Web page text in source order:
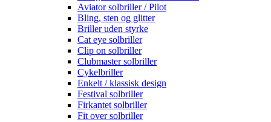
Aviator solbriller / Pilot
Bling, sten og glitter
Briller uden styrke
Cat eye solbriller
Clip on solbriller
Clubmaster solbriller
Cykelbriller
Enkelt / klassisk design
Festival solbriller
Firkantet solbriller
Fit over solbriller